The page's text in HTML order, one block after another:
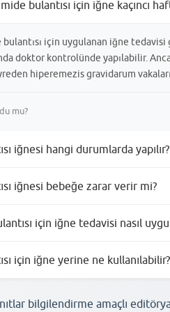
bulantısı için iğne kaçıncı
için uygulanan iğne
doktor kontrolünde yapılabilir.
hiperemezis gravidarum
mu?
iğnesi hangi durumlarda yapılır?
tedavi edici olarak kullanılır. Eğer
iğnesi bebeğe zarar verir mi?
için güvenli kabul edilen
için iğne tedavisi nasıl
süresi ve sıklığı tamamen hastanın
için iğne yerine ne kullanılabilir?
denemeyi tercih ederler. Eğer
bilgilendirme amaçlı